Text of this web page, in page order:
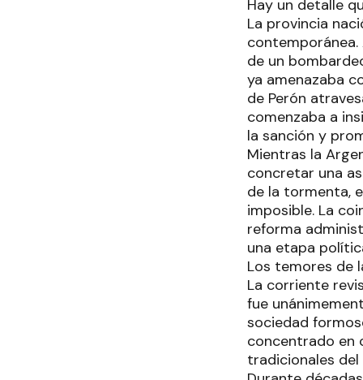
Hay un detalle
La provincia
contemporánea.
de un
ya amenazaba
de Perón
comenzaba a
la sanción y
Mientras la
concretar una
de la tormenta,
imposible. La
reforma
una etapa
Los temores de
La corriente
fue
sociedad
concentrado en
tradicionales